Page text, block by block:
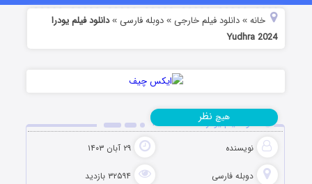
خانه »دانلود فیلم خارجی »دوبله فارسی »دانلود فیلم یودرا
Yudhra 2024
دانلود فیلم یودرا Yudhra 2024
نویسنده ۲۹ آبان ۱۴۰۳
دوبله فارسی ۳۲۵۹۴ بازدید
هیچ نظر